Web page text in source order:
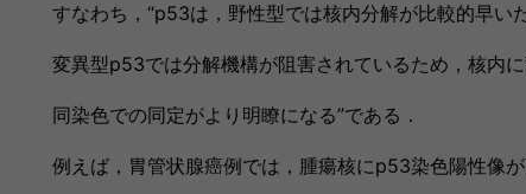
すなわち，“p53は，野性型では核内分解が比較的早い
変異型p53では分解機構が阻害されているため，核内
同染色での同定がより明瞭になる”である．
例えば，胃管状腺癌例では，腫瘍核にp53染色陽性像